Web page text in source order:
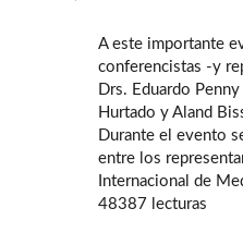
A este importante
conferencistas -y
Drs. Eduardo
Hurtado y Aland
Durante el evento
entre los
Internacional de
48387 lecturas